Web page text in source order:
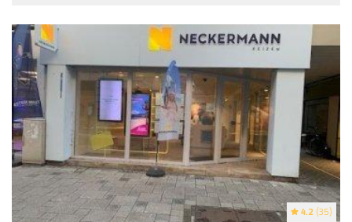
4.2 (35)